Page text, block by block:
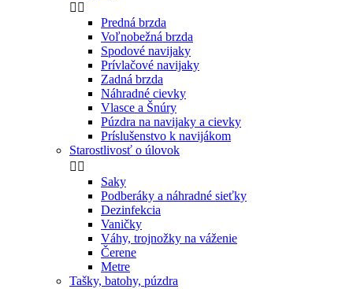
 
Predná brzda
Voľnobežná brzda
Spodové navijaky
Prívlačové navijaky
Zadná brzda
Náhradné cievky
Vlasce a Šnúry
Púzdra na navijaky a cievky
Príslušenstvo k navijákom
Starostlivosť o úlovok
 
Saky
Podberáky a náhradné sieťky
Dezinfekcia
Vaničky
Váhy, trojnožky na váženie
Čerene
Metre
Tašky, batohy, púzdra